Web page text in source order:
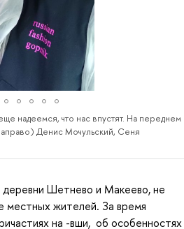
надеемся, что нас впустят. На переднем
Денис Мочульский, Сеня
деревни Шетнево и Макеево, не
местных жителей. За время
на -вши, об особенностях